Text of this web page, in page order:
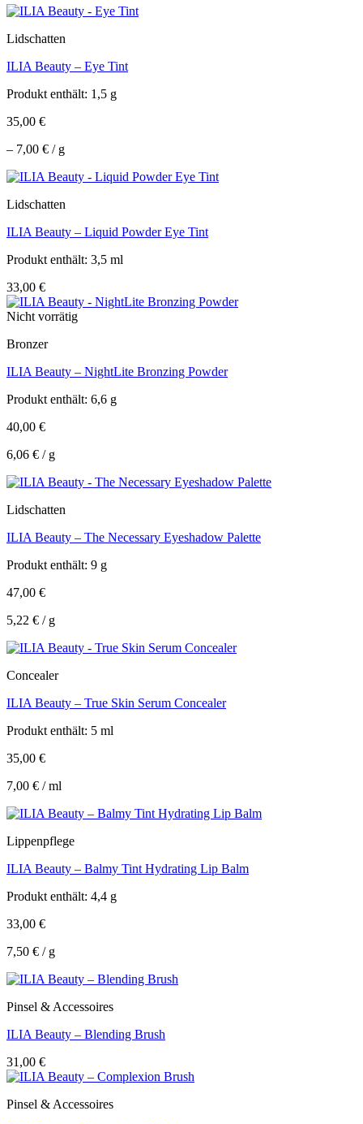
Lidschatten
ILIA Beauty – Eye Tint
Produkt enthält: 1,5 g
35,00 €
– 7,00 € / g
Lidschatten
ILIA Beauty – Liquid Powder Eye Tint
Produkt enthält: 3,5 ml
33,00 €
Nicht vorrätig
Bronzer
ILIA Beauty – NightLite Bronzing Powder
Produkt enthält: 6,6 g
40,00 €
6,06 € / g
Lidschatten
ILIA Beauty – The Necessary Eyeshadow Palette
Produkt enthält: 9 g
47,00 €
5,22 € / g
Concealer
ILIA Beauty – True Skin Serum Concealer
Produkt enthält: 5 ml
35,00 €
7,00 € /ml
Lippenpflege
ILIA Beauty – Balmy Tint Hydrating Lip Balm
Produkt enthält: 4,4 g
33,00 €
7,50 € / g
Pinsel & Accessoires
ILIA Beauty – Blending Brush
31,00 €
Pinsel & Accessoires